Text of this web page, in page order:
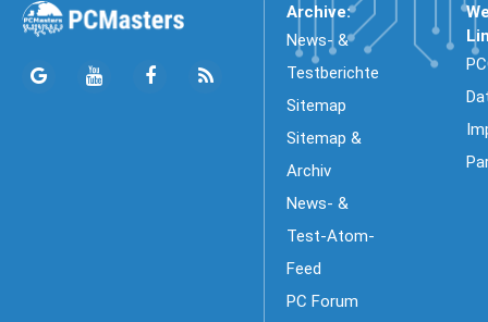
Archive:
News- &
Testberichte
Sitemap
Sitemap &
Archiv
News- &
Test-Atom-
Feed
PC Forum